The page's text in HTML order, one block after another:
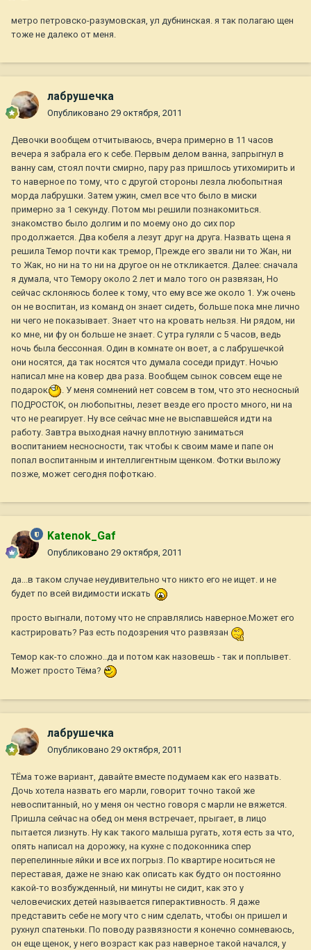
метро петровско-разумовская, ул дубнинская. я так полагаю щен
тоже не далеко от меня.
лабрушечка
Опубликовано 29 октября, 2011
Девочки вообщем отчитываюсь, вчера примерно в 11 часов
вечера я забрала его к себе. Первым делом ванна, запрыгнул в
ванну сам, стоял почти смирно, пару раз пришлось утихомирить и
то наверное по тому, что с другой стороны лезла любопытная
морда лабрушки. Затем ужин, смел все что было в миски
примерно за 1 секунду. Потом мы решили познакомиться.
знакомство было долгим и по моему оно до сих пор
продолжается. Два кобеля а лезут друг на друга. Назвать щена я
решила Темор почти как тремор, Прежде его звали ни то Жан, ни
то Жак, но ни на то ни на другое он не откликается. Далее: сначала
я думала, что Темору около 2 лет и мало того он развязан, Но
сейчас склоняюсь более к тому, что ему все же около 1. Уж очень
он не воспитан, из команд он знает сидеть, больше пока мне лично
ни чего не показывает. Знает что на кровать нельзя. Ни рядом, ни
ко мне, ни фу он больше не знает. С утра гуляли с 5 часов, ведь
ночь была бессонная. Один в комнате он воет, а с лабрушечкой
они носятся, да так носятся что думала соседи придут. Ночью
написал мне на ковер два раза. Вообщем сынок совсем еще не
подарок
. У меня сомнений нет совсем в том, что это несносный
ПОДРОСТОК, он любопытны, лезет везде его просто много, ни на
что не реагирует. Ну все сейчас мне не выспавшейся идти на
работу. Завтра выходная начну вплотную заниматься
воспитанием несносности, так чтобы к своим маме и папе он
попал воспитанным и интеллигентным щенком. Фотки выложу
позже, может сегодня пофоткаю.
Katenok_Gaf
Опубликовано 29 октября, 2011
да...в таком случае неудивительно что никто его не ищет. и не
будет по всей видимости искать
просто выгнали, потому что не справлялись наверное.Может его
кастрировать? Раз есть подозрения что развязан
Темор как-то сложно..да и потом как назовешь - так и поплывет.
Может просто Тёма?
лабрушечка
Опубликовано 29 октября, 2011
ТЁма тоже вариант, давайте вместе подумаем как его назвать.
Дочь хотела назвать его марли, говорит точно такой же
невоспитанный, но у меня он честно говоря с марли не вяжется.
Пришла сейчас на обед он меня встречает, прыгает, в лицо
пытается лизнуть. Ну как такого малыша ругать, хотя есть за что,
опять написал на дорожку, на кухне с подоконника спер
перепелинные яйки и все их погрыз. По квартире носиться не
переставая, даже не знаю как описать как будто он постоянно
какой-то возбужденный, ни минуты не сидит, как это у
человечиских детей называется гиперактивность. Я даже
представить себе не могу что с ним сделать, чтобы он пришел и
рухнул спатеньки. По поводу развязности я конечно сомневаюсь,
он еще щенок, у него возраст как раз наверное такой начался, у